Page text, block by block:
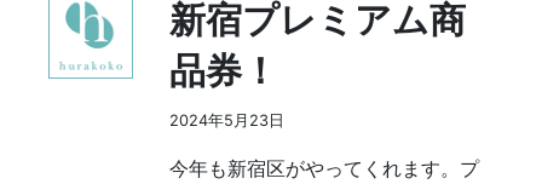
新宿プレミアム商
品券！
2024年5月23日
今年も新宿区がやってくれます。プ